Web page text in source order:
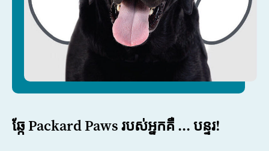
ឆ្កែ Packard Paws របស់អ្នកគឺ ... បន្ទរ!